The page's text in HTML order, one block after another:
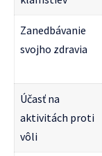
Zanedbávanie
svojho zdravia
Účasť na
aktivitách proti
vôli